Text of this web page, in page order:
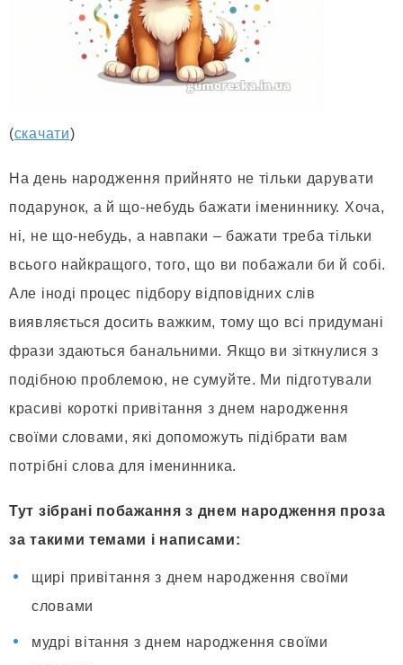
(скачати)
На день народження прийнято не тільки дарувати
подарунок, а й що-небудь бажати імениннику. Хоча,
ні, не що-небудь, а навпаки – бажати треба тільки
всього найкращого, того, що ви побажали би й собі.
Але іноді процес підбору відповідних слів
виявляється досить важким, тому що всі придумані
фрази здаються банальними. Якщо ви зіткнулися з
подібною проблемою, не сумуйте. Ми підготували
красиві короткі привітання з днем народження
своїми словами, які допоможуть підібрати вам
потрібні слова для іменинника.
Тут зібрані побажання з днем народження проза
за такими темами і написами:
щирі привітання з днем народження своїми
словами
мудрі вітання з днем народження своїми